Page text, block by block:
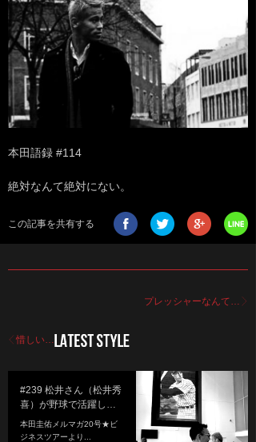
本田語録 #114
絶対なんて絶対にない。
この記事を共有する
プレッシャーなんて…
惜しい…
#239 松井さん（松井秀
喜）が野球で活躍し…
本田圭佑メルマガ20号★ビ
ジネスツアーより...